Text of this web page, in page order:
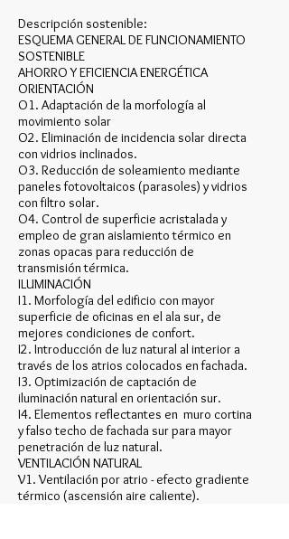
Descripción sostenible:
ESQUEMA GENERAL DE FUNCIONAMIENTO
SOSTENIBLE
AHORRO Y EFICIENCIA ENERGÉTICA
ORIENTACIÓN
O1. Adaptación de la morfología al
movimiento solar
O2. Eliminación de incidencia solar directa
con vidrios inclinados.
O3. Reducción de soleamiento mediante
paneles fotovoltaicos (parasoles) y vidrios
con filtro solar.
O4. Control de superficie acristalada y
empleo de gran aislamiento térmico en
zonas opacas para reducción de
transmisión térmica.
ILUMINACIÓN
I1. Morfología del edificio con mayor
superficie de oficinas en el ala sur, de
mejores condiciones de confort.
I2. Introducción de luz natural al interior a
través de los atrios colocados en fachada.
I3. Optimización de captación de
iluminación natural en orientación sur.
I4. Elementos reflectantes en muro cortina
y falso techo de fachada sur para mayor
penetración de luz natural.
VENTILACIÓN NATURAL
V1. Ventilación por atrio - efecto gradiente
térmico (ascensión aire caliente).